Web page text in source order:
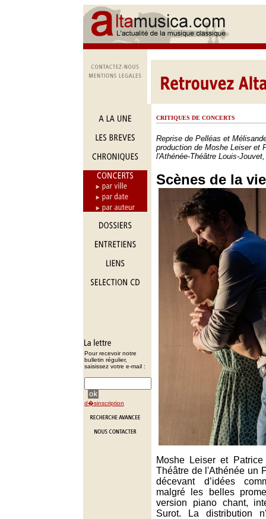
Pour recevoir notre
bulletin régulier,
saisissez votre e-mail :
d�sinscription
CRITIQUES DE CONCERTS
Reprise de Pelléas et
production de Moshe Leiser et
l'Athénée-Théâtre Louis-
Scènes de la
Moshe Leiser et
Théâtre de l'Athénée un
décevant d’idées
malgré les belles
version piano chant,
Surot. La distribution